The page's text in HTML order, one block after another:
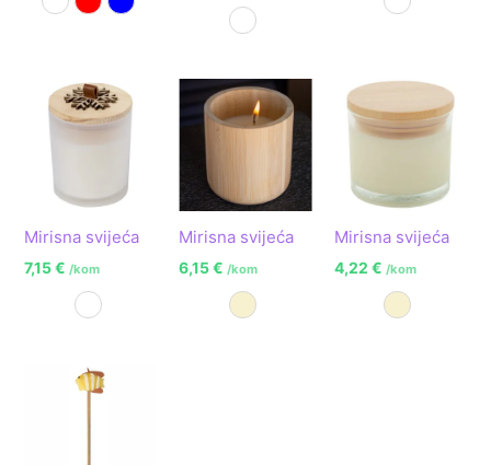
BijelaCrvenaPlava
Bijela
Bijela
Mirisna svijeća
7,15€ /kom
Bijela
Mirisna svijeća
6,15€ /kom
Prirodna
Mirisna svijeća
4,22 € /kom
Prirodna